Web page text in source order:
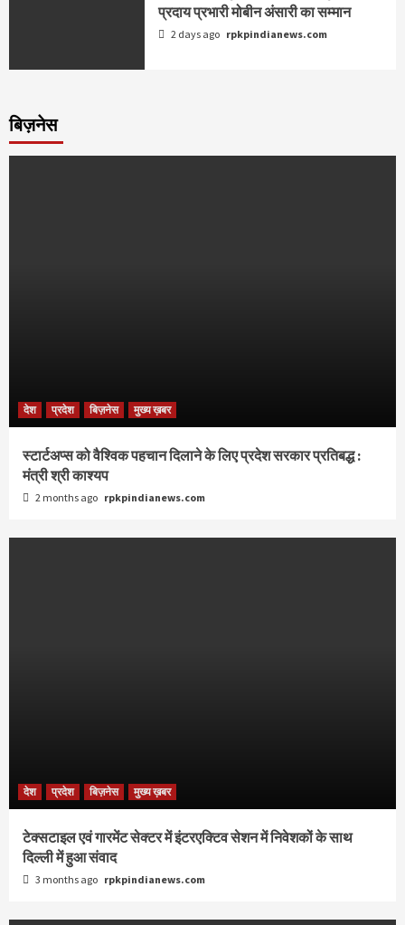
प्रदाय प्रभारी मोबीन अंसारी का सम्मान
2 days ago rpkpindianews.com
बिज़नेस
देश प्रदेश बिज़नेस मुख्य ख़बर
स्टार्टअप्स को वैश्विक पहचान दिलाने के लिए प्रदेश सरकार प्रतिबद्ध :
मंत्री श्री काश्यप
2 months ago rpkpindianews.com
देश प्रदेश बिज़नेस मुख्य ख़बर
टेक्सटाइल एवं गारमेंट सेक्टर में इंटरएक्टिव सेशन में निवेशकों के साथ
दिल्ली में हुआ संवाद
3 months ago rpkpindianews.com